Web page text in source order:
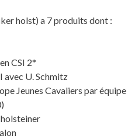
holst) a 7 produits dont :
CSI 2*
U. Schmitz
Jeunes Cavaliers par équipe